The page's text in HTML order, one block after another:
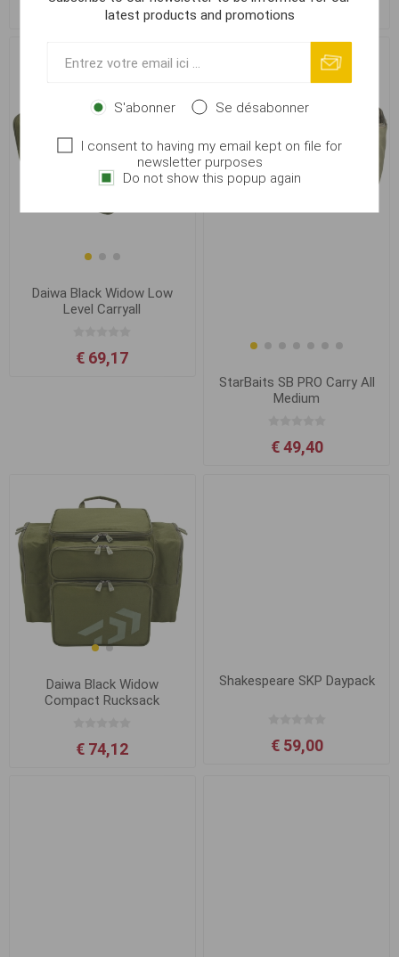
€ 36,87 € 34,98
Daiwa Black Widow Low
Level Carryall
€ 69,17
StarBaits SB PRO Carry All
Medium
€ 49,40
Daiwa Black Widow
Compact Rucksack
€ 74,12
Shakespeare SKP Daypack
€ 59,00
latest products and promotions
S'abonner Se désabonner
I consent to having my email kept on file for
newsletter purposes
Do not show this popup again